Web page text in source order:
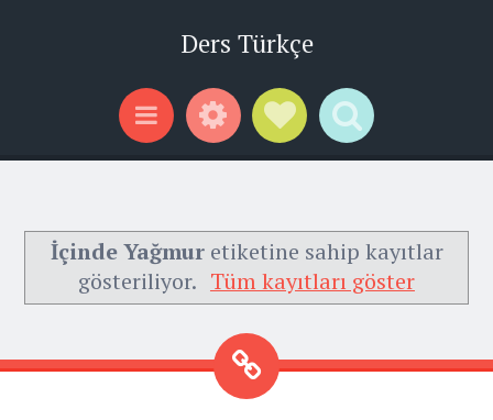
Ders Türkçe
Menu WidgetsSocial Links
Search
İçinde Yağmuretiketine sahip kayıtlar
gösteriliyor. Tüm kayıtları göster